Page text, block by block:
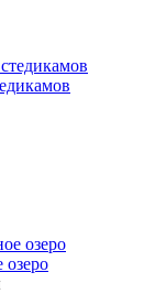
озеро